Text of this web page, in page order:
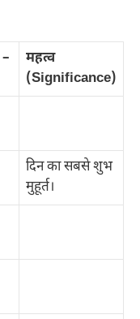
महत्व
(Significance)
दिन का सबसे शुभ
मुहूर्त।